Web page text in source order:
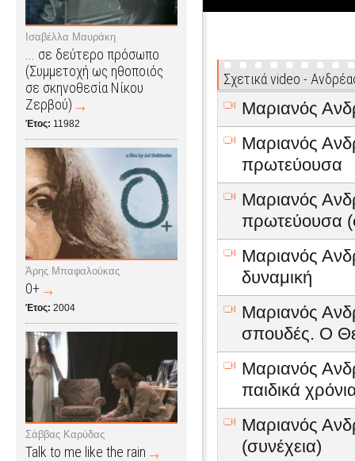
Ισαβέλλα Μαυράκη
... σε δεύτερο πρόσωπο
(Συμμετοχή ως ηθοποιός
σε σκηνοθεσία Νίκου
Ζερβού)
Έτος: 11982
Άρης Μπαφαλούκας
0+
Έτος: 2004
Σάββας Καρύδας
Talk to me like the rain
Σχετικά video -
Μαριανός
Μαριανός
πρωτεύουσα
Μαριανός
πρωτεύουσα
Μαριανός
δυναμική
Μαριανός
σπουδές. Ο
Μαριανός
παιδικά
Μαριανός
(συνέχεια)